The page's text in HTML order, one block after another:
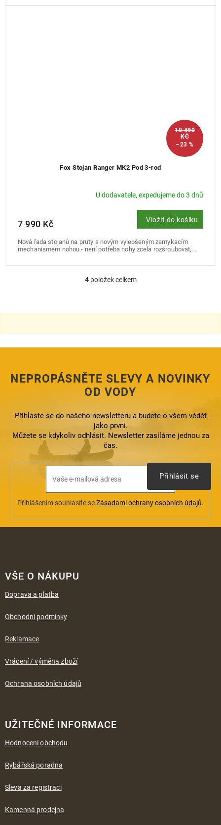
10 490
KČ
–23 %
Fox Stojan Ranger MK2 Pod 3-rod
U dodavatele, expedujeme do 3 dnů
7 990 Kč Vložit do košíku
Nová řada stojanů na pruty s novým vylepšeným zamykacím
mechanismem nohou - není potřeba nohy zcela rozšroubovat,...
O
á
a
í
v
k
y
ý
p
i
s
u
4položek celkem
NEPROPÁSNĚTE SLEVY A NOVINKY
OD VODY
Přihlaste se do našeho newsletteru a budete o všem vědět
jako první.
Můžete se kdykoliv odhlásit. Newsletter zasíláme jednou za
čas.
Přihlášením souhlasíte seZásadami ochrany osobních údajů.
Přihlásit se
VŠE O NÁKUPU
Doprava a platba
Obchodní podmínky
Reklamace
Vrácení / výměna zboží
Ochrana osobních údajů
UŽITEČNÉ INFORMACE
Hodnocení obchodu
Rybářská poradna
Sleva za registraci
Kamenná prodejna